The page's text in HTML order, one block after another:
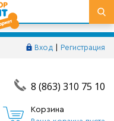
Вход Регистрация
8 (863) 310 75 10
Корзина